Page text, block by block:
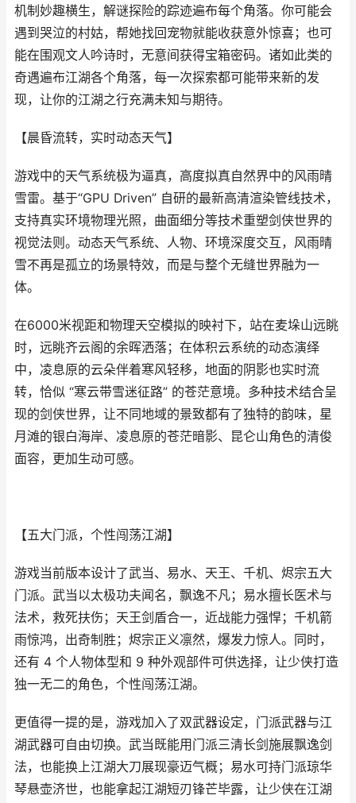
机制妙趣横生，解谜探险的踪迹遍布每个角落。你可能会
遇到哭泣的村姑，帮她找回宠物就能收获意外惊喜；也可
能在围观文人吟诗时，无意间获得宝箱密码。诸如此类的
奇遇遍布江湖各个角落，每一次探索都可能带来新的发
现，让你的江湖之行充满未知与期待。
【晨昏流转，实时动态天气】
游戏中的天气系统极为逼真，高度拟真自然界中的风雨晴
雪雷。基于“GPU Driven” 自研的最新高清渲染管线技术，
支持真实环境物理光照，曲面细分等技术重塑剑侠世界的
视觉法则。动态天气系统、人物、环境深度交互，风雨晴
雪不再是孤立的场景特效，而是与整个无缝世界融为一
体。
在6000米视距和物理天空模拟的映衬下，站在麦垛山远眺
时，远眺齐云阁的余晖洒落；在体积云系统的动态演绎
中，凌息原的云朵伴着寒风轻移，地面的阴影也实时流
转，恰似 “寒云带雪迷征路” 的苍茫意境。多种技术结合呈
现的剑侠世界，让不同地域的景致都有了独特的韵味，星
月滩的银白海岸、凌息原的苍茫暗影、昆仑山角色的清俊
面容，更加生动可感。
【五大门派，个性闯荡江湖】
游戏当前版本设计了武当、易水、天王、千机、烬宗五大
门派。武当以太极功夫闻名，飘逸不凡；易水擅长医术与
法术，救死扶伤；天王剑盾合一，近战能力强悍；千机箭
雨惊鸿，出奇制胜；烬宗正义凛然，爆发力惊人。同时，
还有 4 个人物体型和 9 种外观部件可供选择，让少侠打造
独一无二的角色，个性闯荡江湖。
更值得一提的是，游戏加入了双武器设定，门派武器与江
湖武器可自由切换。武当既能用门派三清长剑施展飘逸剑
法，也能换上江湖大刀展现豪迈气概；易水可持门派琼华
琴悬壶济世，也能拿起江湖短刃锋芒毕露，让少侠在江湖